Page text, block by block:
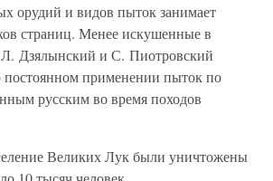
орудий и видов пыток занимает
страниц. Менее искушенные в
Дзялынский и С. Пиотровский
постоянном применении пыток по
русским во время походов
Великих Лук были уничтожены